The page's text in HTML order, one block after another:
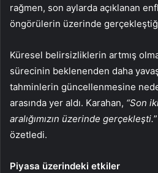
rağmen, son aylarda açıklanan
öngörülerin üzerinde
Küresel belirsizliklerin artmış
sürecinin beklenenden daha
tahminlerin güncellenmesine
arasında yer aldı. Karahan, “Son
aralığımızın üzerinde gerçekleşti.
özetledi.
Piyasa üzerindeki etkiler